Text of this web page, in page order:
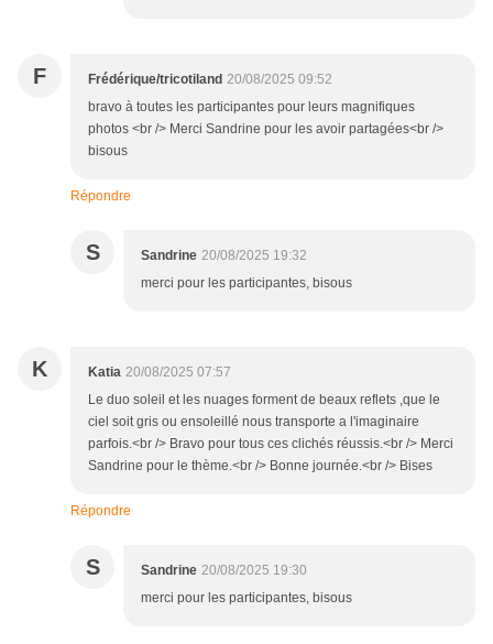
F Frédérique/tricotiland 20/08/2025 09:52
bravo à toutes les participantes pour leurs magnifiques
photos <br /> Merci Sandrine pour les avoir partagées<br />
bisous
Répondre
S Sandrine 20/08/2025 19:32
merci pour les participantes, bisous
K Katia 20/08/2025 07:57
Le duo soleil et les nuages forment de beaux reflets ,que le
ciel soit gris ou ensoleillé nous transporte a l'imaginaire
parfois.<br /> Bravo pour tous ces clichés réussis.<br /> Merci
Sandrine pour le thème.<br /> Bonne journée.<br /> Bises
Répondre
S Sandrine 20/08/2025 19:30
merci pour les participantes, bisous